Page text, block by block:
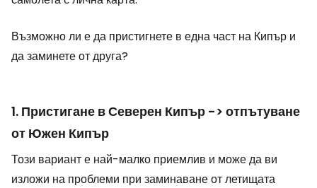
Възможно ли е да пристигнете в една част на Кипър и
да заминете от друга?
1. Пристигане в Северен Кипър -> отпътуване
от Южен Кипър
Този вариант е най-малко приемлив и може да ви
изложи на проблеми при заминаване от летищата